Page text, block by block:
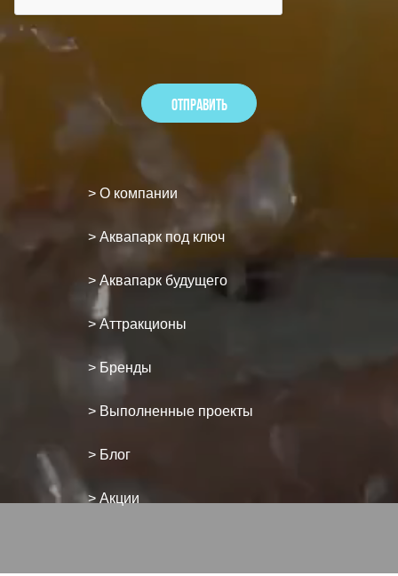
> О компании
> Аквапарк под ключ
> Аквапарк будущего
> Аттракционы
> Бренды
> Выполненные проекты
> Блог
> Акции